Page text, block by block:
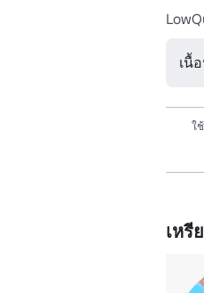
เนื้
ใ
เหรี